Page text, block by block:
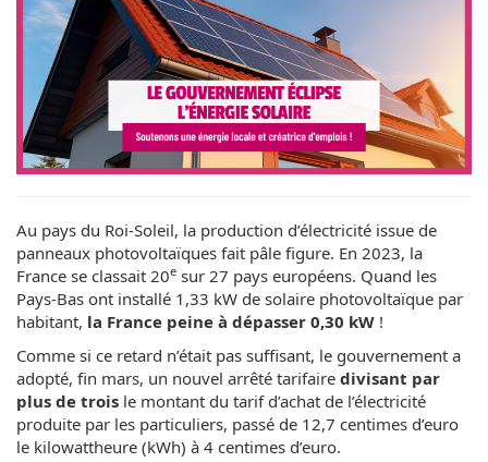
Au pays du Roi-Soleil, la production d’électricité issue de
panneaux photovoltaïques fait pâle figure. En 2023, la
France se classait 20e sur 27 pays européens. Quand les
Pays-Bas ont installé 1,33 kW de solaire photovoltaïque par
habitant, la France peine à dépasser 0,30 kW !
Comme si ce retard n’était pas suffisant, le gouvernement a
adopté, fin mars, un nouvel arrêté tarifaire divisant par
plus de trois le montant du tarif d’achat de l’électricité
produite par les particuliers, passé de 12,7 centimes d’euro
le kilowattheure (kWh) à 4 centimes d’euro.